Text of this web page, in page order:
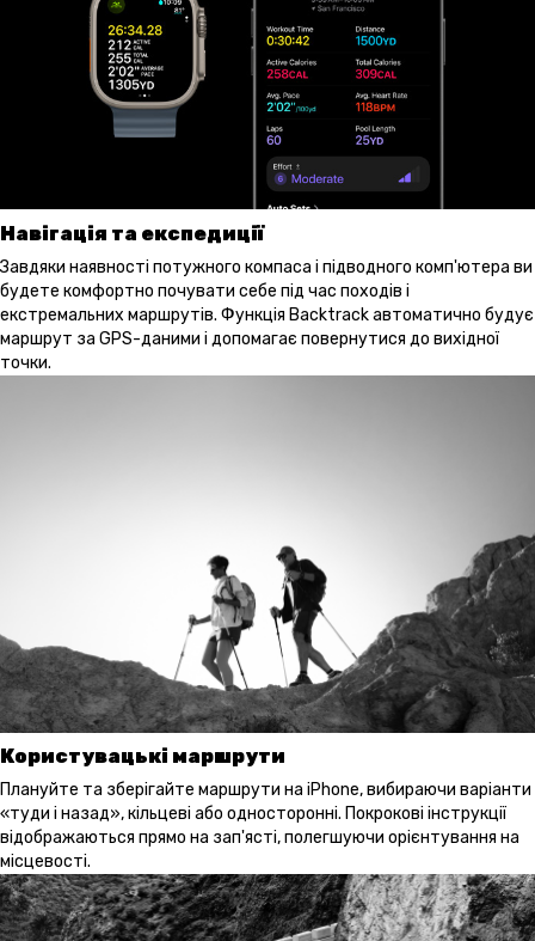
Навігація та експедиції
Завдяки наявності потужного компаса і підводного комп'ютера ви
будете комфортно почувати себе під час походів і
екстремальних маршрутів. Функція Backtrack автоматично будує
маршрут за GPS-даними і допомагає повернутися до вихідної
точки.
Користувацькі маршрути
Плануйте та зберігайте маршрути на iPhone, вибираючи варіанти
«туди і назад», кільцеві або односторонні. Покрокові інструкції
відображаються прямо на зап'ясті, полегшуючи орієнтування на
місцевості.